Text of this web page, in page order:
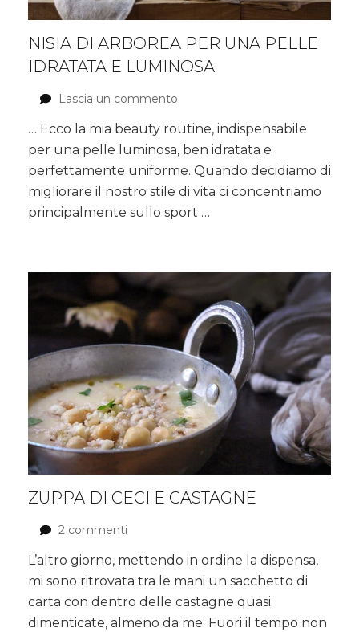
NISIA DI ARBOREA PER UNA PELLE
IDRATATA E LUMINOSA
Lascia un commento
di
Arborea
per
una
pelle
idratata
… Ecco la mia beauty routine, indispensabile
per una pelle luminosa, ben idratata e
perfettamente uniforme. Quando decidiamo di
migliorare il nostro stile di vita ci concentriamo
principalmente sullo sport …
ZUPPA DI CECI E CASTAGNE
2 commenti
di
ceci
e
castagne
L’altro giorno, mettendo in ordine la dispensa,
mi sono ritrovata tra le mani un sacchetto di
carta con dentro delle castagne quasi
dimenticate, almeno da me. Fuori il tempo non